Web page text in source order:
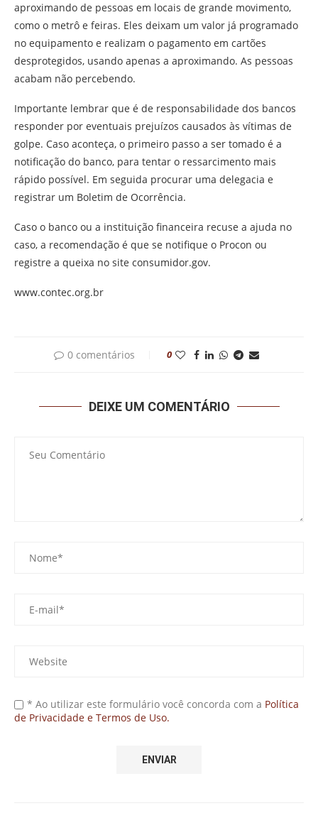
aproximando de pessoas em locais de grande movimento,
como o metrô e feiras. Eles deixam um valor já programado
no equipamento e realizam o pagamento em cartões
desprotegidos, usando apenas a aproximando. As pessoas
acabam não percebendo.
Importante lembrar que é de responsabilidade dos bancos
responder por eventuais prejuízos causados às vítimas de
golpe. Caso aconteça, o primeiro passo a ser tomado é a
notificação do banco, para tentar o ressarcimento mais
rápido possível. Em seguida procurar uma delegacia e
registrar um Boletim de Ocorrência.
Caso o banco ou a instituição financeira recuse a ajuda no
caso, a recomendação é que se notifique o Procon ou
registre a queixa no site consumidor.gov.
www.contec.org.br
0 comentários 0
DEIXE UM COMENTÁRIO
* Ao utilizar este formulário você concorda com a Política
de Privacidade e Termos de Uso.